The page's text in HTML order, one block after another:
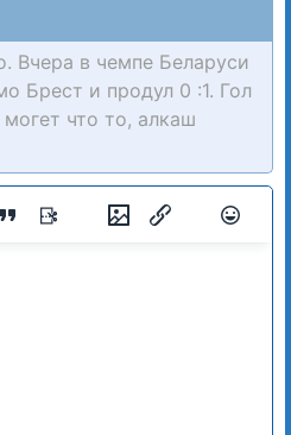
Вчера в чемпе Беларуси
Брест и продул 0 :1. Гол
что то, алкаш